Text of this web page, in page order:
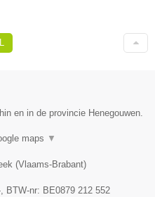
en in de provincie Henegouwen.
maps ▼
(Vlaams-Brabant)
, BTW-nr: BE0879 212 552